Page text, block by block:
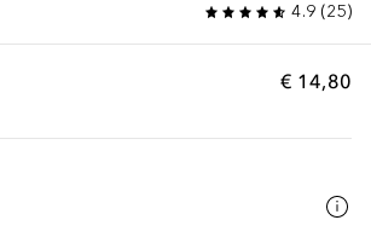
4.9(25)
€ 14,80